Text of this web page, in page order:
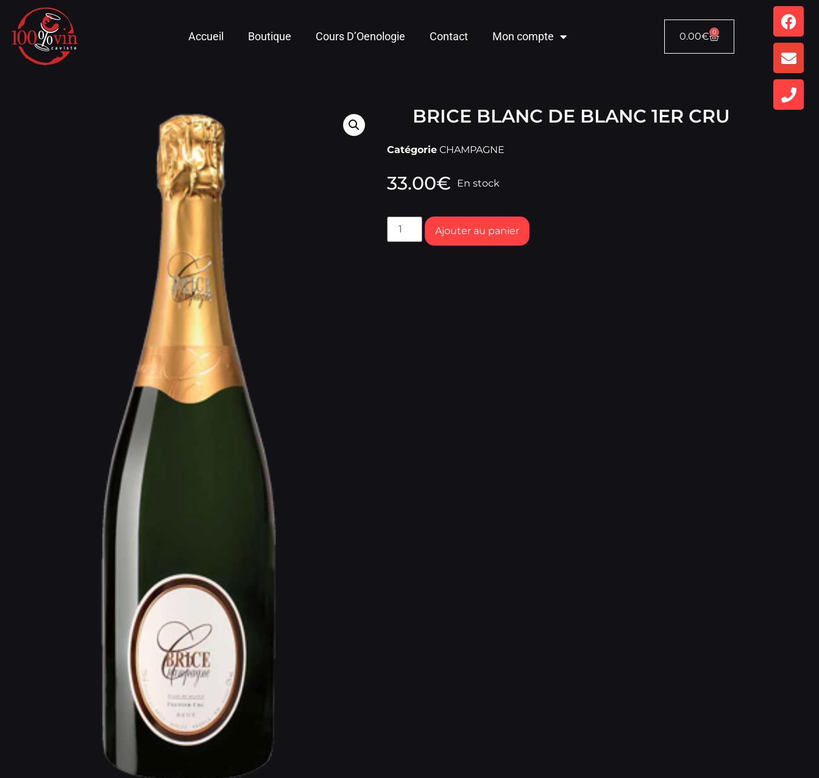
Accueil Boutique Cours D’Oenologie Contact Mon compte 0.00€ 0
BRICE BLANC DE BLANC 1ER CRU
Catégorie CHAMPAGNE
33.00€ En stock
Ajouter au panier